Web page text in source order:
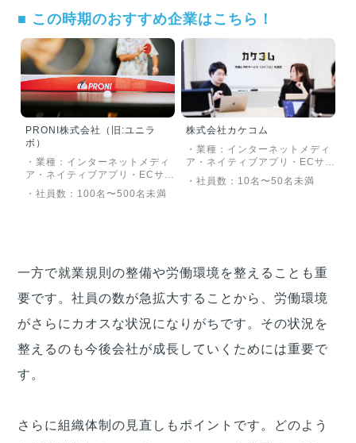
■ この時期のおすすめ企業はこちら！
PRONI株式会社（旧:ユニラ
ボ）
・業種：インターネットメディ
ア・ネイティブアプリ・ECサイ
・社員数：100名〜500名未満
株式会社カケコム
・業種：インターネットメディ
ア・ネイティブアプリ・ECサイ
・社員数：10名〜50名未満
一方で就業規則の整備や労働環境を整えることも重
要です。社員の数が急拡大することから、労働環境
がさらにカオスな状況になりがちです。その状況を
整えるのも今後会社が成長していくためには重要で
す。
さらに組織体制の見直しもポイントです。どのよう